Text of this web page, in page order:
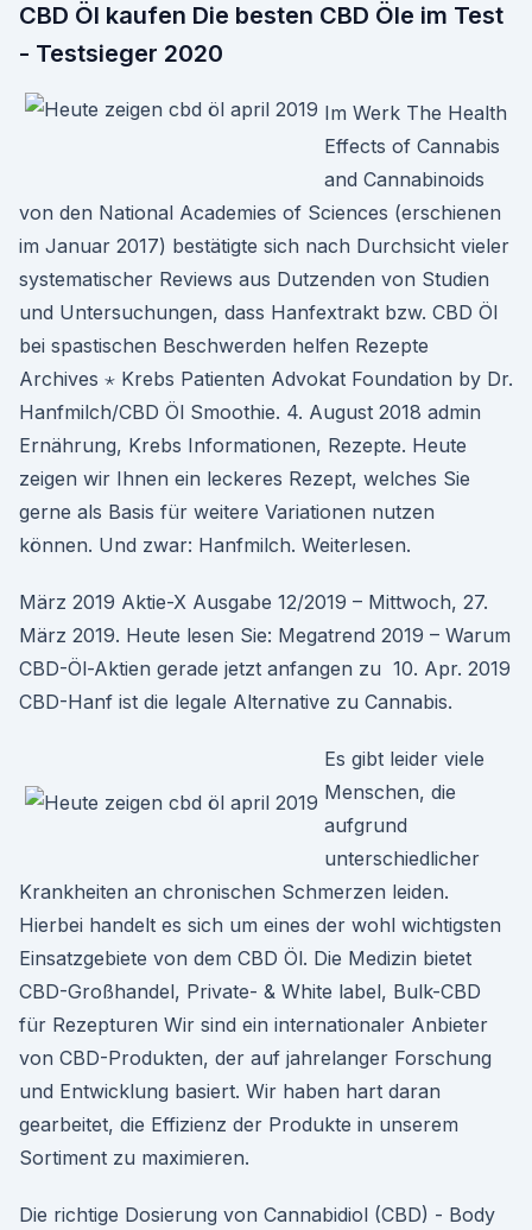
CBD Öl kaufen Die besten CBD Öle im Test
- Testsieger 2020
Im Werk The Health
Effects of Cannabis
and Cannabinoids
von den National Academies of Sciences (erschienen
im Januar 2017) bestätigte sich nach Durchsicht vieler
systematischer Reviews aus Dutzenden von Studien
und Untersuchungen, dass Hanfextrakt bzw. CBD Öl
bei spastischen Beschwerden helfen Rezepte
Archives ⋆ Krebs Patienten Advokat Foundation by Dr.
Hanfmilch/CBD Öl Smoothie. 4. August 2018 admin
Ernährung, Krebs Informationen, Rezepte. Heute
zeigen wir Ihnen ein leckeres Rezept, welches Sie
gerne als Basis für weitere Variationen nutzen
können. Und zwar: Hanfmilch. Weiterlesen.
März 2019 Aktie-X Ausgabe 12/2019 – Mittwoch, 27.
März 2019. Heute lesen Sie: Megatrend 2019 – Warum
CBD-Öl-Aktien gerade jetzt anfangen zu 10. Apr. 2019
CBD-Hanf ist die legale Alternative zu Cannabis.
Es gibt leider viele
Menschen, die
aufgrund
unterschiedlicher
Krankheiten an chronischen Schmerzen leiden.
Hierbei handelt es sich um eines der wohl wichtigsten
Einsatzgebiete von dem CBD Öl. Die Medizin bietet
CBD-Großhandel, Private- & White label, Bulk-CBD
für Rezepturen Wir sind ein internationaler Anbieter
von CBD-Produkten, der auf jahrelanger Forschung
und Entwicklung basiert. Wir haben hart daran
gearbeitet, die Effizienz der Produkte in unserem
Sortiment zu maximieren.
Die richtige Dosierung von Cannabidiol (CBD) - Body